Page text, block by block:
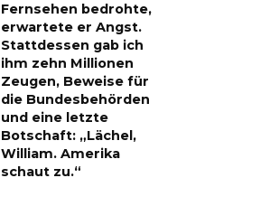
Fernsehen bedrohte,
erwartete er Angst.
Stattdessen gab ich
ihm zehn Millionen
Zeugen, Beweise für
die Bundesbehörden
und eine letzte
Botschaft: „Lächel,
William. Amerika
schaut zu.“